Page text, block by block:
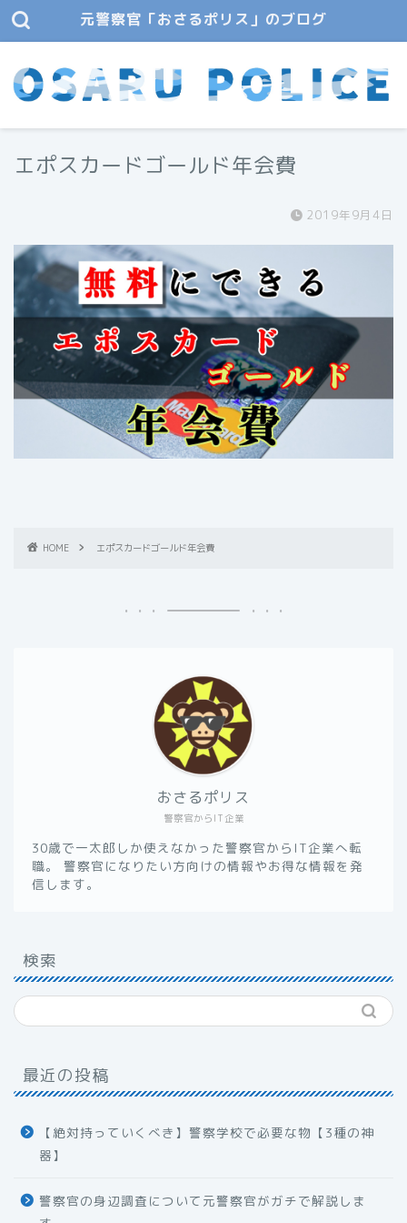
元警察官「おさるポリス」のブログ
エポスカードゴールド年会費
2019年9月4日
HOME エポスカードゴールド年会費
警察官からIT企業
おさるポリス
30歳で一太郎しか使えなかった警察官からIT企業へ転
職。 警察官になりたい方向けの情報やお得な情報を発
信します。
検索
最近の投稿
【絶対持っていくべき】警察学校で必要な物【3種の神
器】
警察官の身辺調査について元警察官がガチで解説しま